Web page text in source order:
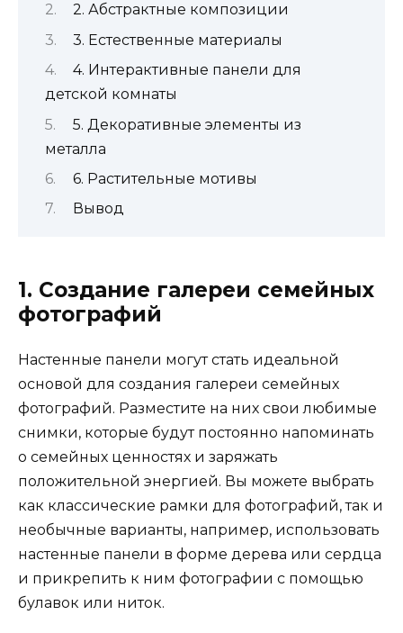
2. Абстрактные композиции
3. Естественные материалы
4. Интерактивные панели для
детской комнаты
5. Декоративные элементы из
металла
6. Растительные мотивы
Вывод
1. Создание галереи семейных
фотографий
Настенные панели могут стать идеальной
основой для создания галереи семейных
фотографий. Разместите на них свои любимые
снимки, которые будут постоянно напоминать
о семейных ценностях и заряжать
положительной энергией. Вы можете выбрать
как классические рамки для фотографий, так и
необычные варианты, например, использовать
настенные панели в форме дерева или сердца
и прикрепить к ним фотографии с помощью
булавок или ниток.